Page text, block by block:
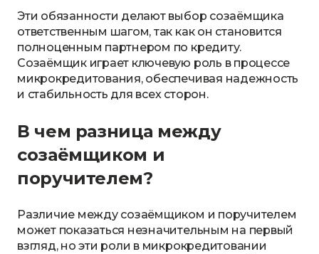
Эти обязанности делают выбор созаёмщика
ответственным шагом, так как он становится
полноценным партнером по кредиту.
Созаёмщик играет ключевую роль в процессе
микрокредитования, обеспечивая надежность
и стабильность для всех сторон.
В чем разница между
созаёмщиком и
поручителем?
Различие между созаёмщиком и поручителем
может показаться незначительным на первый
взгляд, но эти роли в микрокредитовании